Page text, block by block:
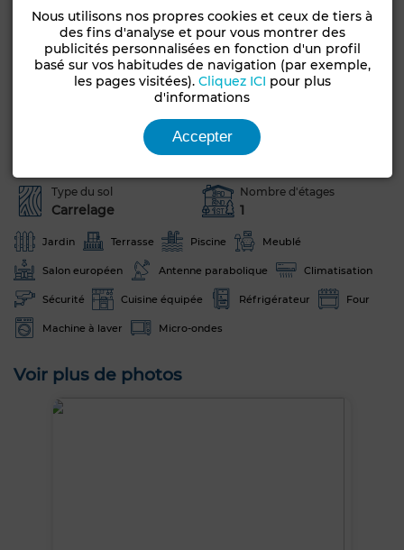
Caractéristiques générales
Type de bien
Villa
Surface de la parcelle
472 m²
Jamais habité /
Années
1-5 ans
Type du sol
Carrelage
Nombre d'étages
1
Jardin Terrasse Piscine Meublé
Salon européen Antenne parabolique Climatisation
Sécurité Cuisine équipée Réfrigérateur Four
Machine à laver Micro-ondes
Voir plus de photos
Nous utilisons nos propres cookies et ceux de tiers à
des fins d'analyse et pour vous montrer des
publicités personnalisées en fonction d'un profil
basé sur vos habitudes de navigation (par exemple,
les pages visitées). Cliquez ICI pour plus
d'informations
Accepter